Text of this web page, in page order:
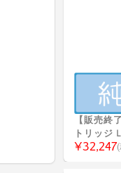
【販売終
トリッジ
¥32,247